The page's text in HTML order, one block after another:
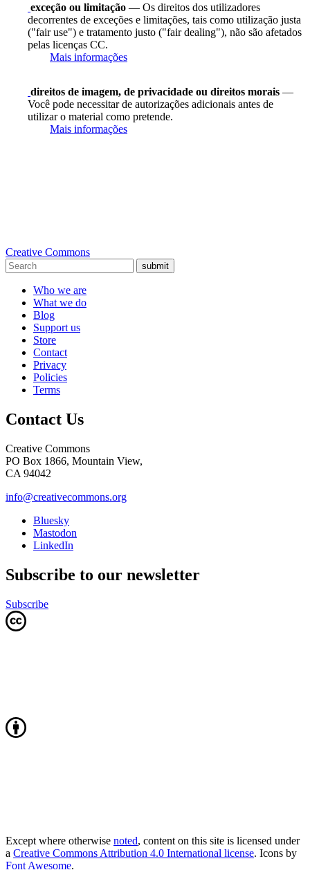
exceção ou limitação — Os direitos dos utilizadores
decorrentes de exceções e limitações, tais como utilização justa
("fair use") e tratamento justo ("fair dealing"), não são afetados
pelas licenças CC.
Mais informações
direitos de imagem, de privacidade ou direitos morais —
Você pode necessitar de autorizações adicionais antes de
utilizar o material como pretende.
Mais informações
Creative Commons
submit
Who we are
What we do
Blog
Support us
Store
Contact
Privacy
Policies
Terms
Contact Us
Creative Commons
PO Box 1866, Mountain View,
CA 94042
info@creativecommons.org
Bluesky
Mastodon
LinkedIn
Subscribe to our newsletter
Subscribe
Except where otherwise noted, content on this site is licensed under
a Creative Commons Attribution 4.0 International license. Icons by
Font Awesome.